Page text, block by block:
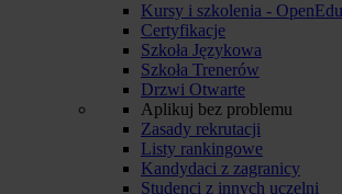
Kursy i szkolenia - OpenEdu
Certyfikacje
Szkoła Językowa
Szkoła Trenerów
Drzwi Otwarte
Aplikuj bez problemu
Zasady rekrutacji
Listy rankingowe
Kandydaci z zagranicy
Studenci z innych uczelni